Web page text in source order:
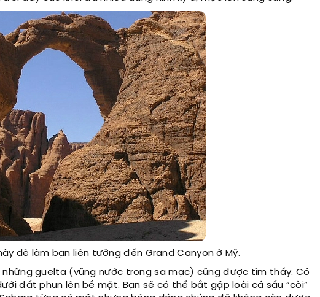
dễ làm bạn liên tưởng đến Grand Canyon ở Mỹ.
những guelta (vũng nước trong sa mạc) cũng được tìm thấy. Có
đất phun lên bề mặt. Bạn sẽ có thể bắt gặp loài cá sấu “còi”